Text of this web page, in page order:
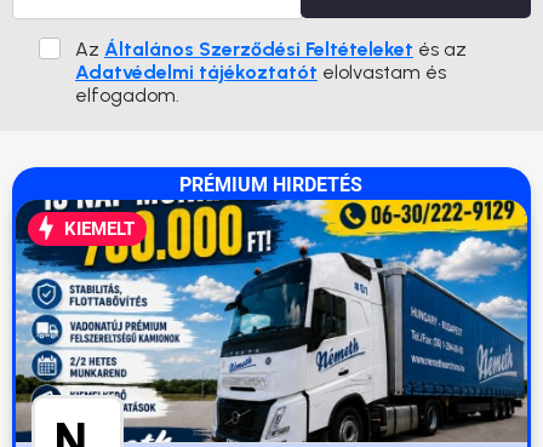
Az Általános Szerződési Feltételeket és az
Adatvédelmi tájékoztatót elolvastam és
elfogadom.
PRÉMIUM HIRDETÉS
KIEMELT